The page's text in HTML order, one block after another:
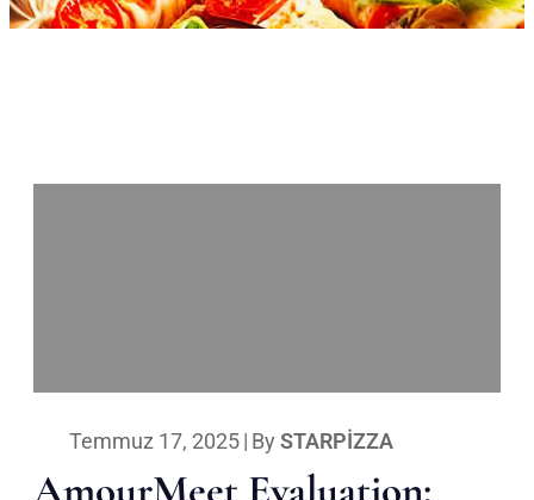
Temmuz 17, 2025| By STARPIZZA
AmourMeet Evaluation: